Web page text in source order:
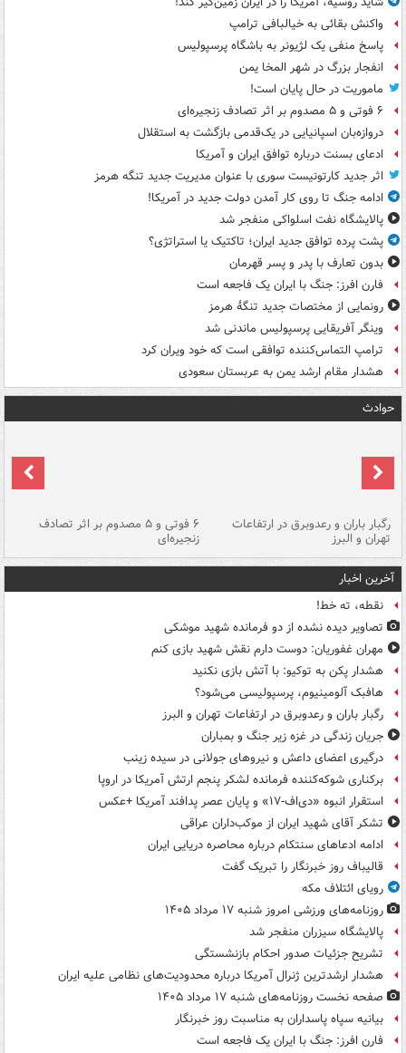
واکنش بقائی به خیالبافی ترامپ
پاسخ منفی یک لژیونر به باشگاه پرسپولیس
انفجار بزرگ در شهر المخا یمن
ماموریت در حال پایان است!
۶ فوتی و ۵ مصدوم بر اثر تصادف زنجیره‌ای
دروازه‌بان اسپانیایی در یک‌قدمی بازگشت به استقلال
ادعای بسنت درباره توافق ایران و آمریکا
اثر جدید کارتونیست سوری با عنوان مدیریت جدید تنگه هرمز
ادامه جنگ تا روی کار آمدن دولت جدید در آمریکا!
پالایشگاه نفت اسلواکی منفجر شد
پشت پرده توافق جدید ایران؛ تاکتیک یا استراتژی؟
بدون تعارف با پدر و پسر قهرمان
فارن افرز: جنگ با ایران یک فاجعه است
رونمایی از مختصات جدید تنگۀ هرمز
وینگر آفریقایی پرسپولیس ماندنی شد
ترامپ التماس‌کننده توافقی است که خود ویران کرد
هشدار مقام ارشد یمن به عربستان سعودی
حوادث
رگبار باران و رعدوبرق در ارتفاعات
تهران و البرز
۶ فوتی و ۵ مصدوم بر اثر تصادف
زنجیره‌ای
آخرین اخبار
نقطه، ته خط!
تصاویر دیده‌ نشده از دو فرمانده شهید موشکی
مهران غفوریان: دوست دارم نقش شهید بازی کنم
هشدار پکن به توکیو: با آتش بازی نکنید
هافبک آلومینیوم، پرسپولیسی می‌شود؟
رگبار باران و رعدوبرق در ارتفاعات تهران و البرز
جریان زندگی در غزه زیر جنگ و بمباران
درگیری اعضای داعش و نیروهای جولانی در سیده زینب
برکناری شوکه‌کننده فرمانده لشکر پنجم ارتش آمریکا در اروپا
استقرار انبوه «دی‌اف‑۱۷» و پایان عصر پدافند آمریکا +عکس
تشکر آقای شهید ایران از موکب‌داران عراقی
ادامه ادعاهای سنتکام درباره محاصره دریایی ایران
قالیباف روز خبرنگار را تبریک گفت
رویای ائتلاف مکه
روزنامه‌های ورزشی امروز ‌شنبه ۱۷ مرداد ۱۴۰۵
پالایشگاه سیزران منفجر شد
تشریح جزئیات صدور احکام بازنشستگی
هشدار ارشدترین ژنرال آمریکا درباره محدودیت‌های نظامی علیه ایران
صفحه نخست روزنامه‌های شنبه ۱۷ مرداد ۱۴۰۵
بیانیه سپاه پاسداران به مناسبت روز خبرنگار
فارن افرز: جنگ با ایران یک فاجعه است